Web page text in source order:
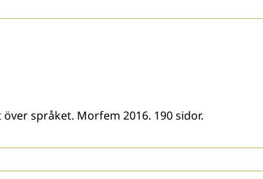
språket. Morfem 2016. 190 sidor.